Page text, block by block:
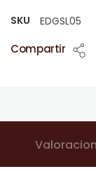
Compartir
SKU EDGSL05